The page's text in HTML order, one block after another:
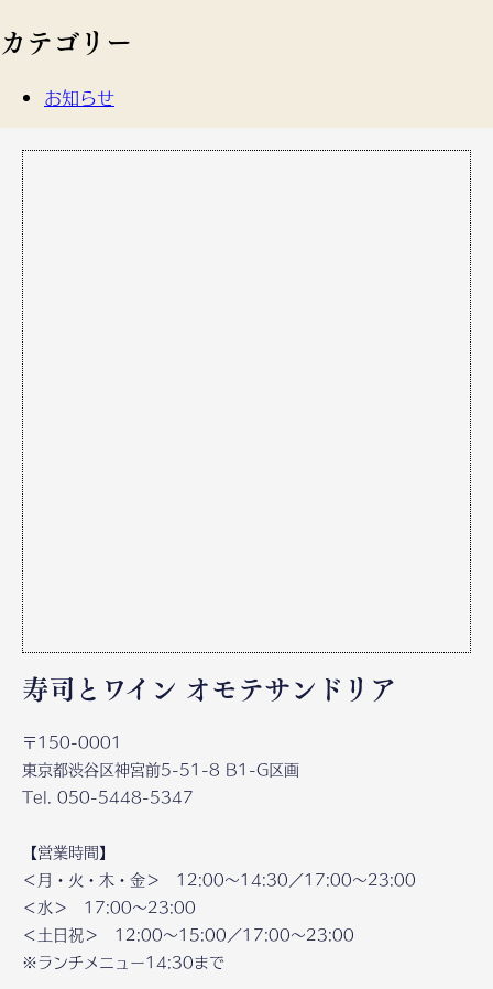
カテゴリー
お知らせ
寿司とワイン オモテサンドリア
〒150-0001
東京都渋谷区神宮前5-51-8 B1-G区画
Tel. 050-5448-5347
【営業時間】
＜月・火・木・金＞ 12:00～14:30／17:00～23:00
＜水＞ 17:00～23:00
＜土日祝＞ 12:00～15:00／17:00～23:00
※ランチメニュー14:30まで